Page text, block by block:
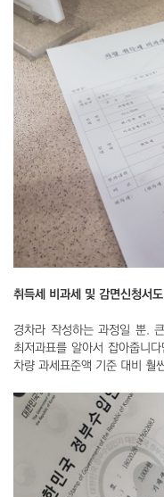
취득세 비과세 및 감면신청서
경차라 작성하는 과정일 뿐.
최저과표를 알아서 잡아줍니
차량 과세표준액 기준 대비 훨